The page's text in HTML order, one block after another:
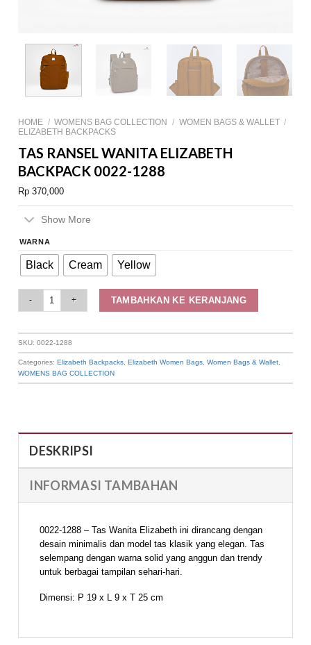
HOME / WOMENS BAG COLLECTION / WOMEN BAGS & WALLET /
ELIZABETH BACKPACKS
TAS RANSEL WANITA ELIZABETH
BACKPACK 0022-1288
Rp 370,000
Show More
WARNA
Black Cream Yellow
TAMBAHKAN KE KERANJANG
SKU:0022-1288
Categories:Elizabeth Backpacks ,Elizabeth Women Bags ,Women Bags & Wallet
WOMENS BAG COLLECTION
DESKRIPSI
INFORMASI TAMBAHAN
0022-1288 – Tas Wanita Elizabeth ini dirancang dengan
desain minimalis dan model tas klasik yang elegan. Tas
selempang dengan warna solid yang anggun dan trendy
untuk berbagai tampilan sehari-hari.
Dimensi: P 19 x L 9 x T 25 cm